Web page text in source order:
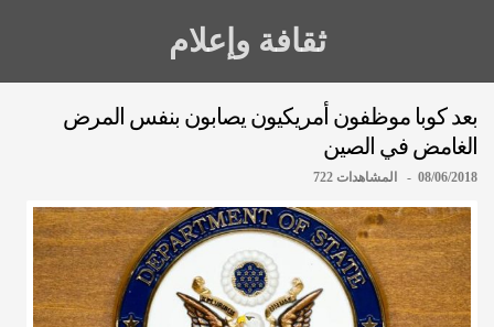
ثقافة وإعلام
بعد كوبا موظفون أمريكيون يصابون بنفس المرض
الغامض في الصين
08/06/2018 - المشاهدات 722